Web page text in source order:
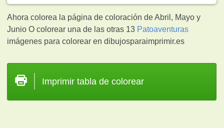
Ahora colorea la página de coloración de Abril, Mayo y
Junio O colorear una de las otras 13 Patoaventuras
imágenes para colorear en dibujosparaimprimir.es
Imprimir tabla de colorear